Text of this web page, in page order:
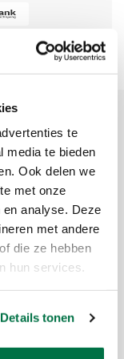
te
media te bieden
Ook delen we
met onze
analyse. Deze
met andere
die ze hebben
hun services.
Details tonen
wedstrijdmaat van